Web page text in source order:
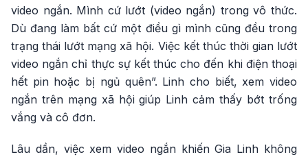
video ngắn. Mình cứ lướt (video ngắn) trong vô thức.
Dù đang làm bất cứ một điều gì mình cũng đều trong
trạng thái lướt mạng xã hội. Việc kết thúc thời gian lướt
video ngắn chỉ thực sự kết thúc cho đến khi điện thoại
hết pin hoặc bị ngủ quên”. Linh cho biết, xem video
ngắn trên mạng xã hội giúp Linh cảm thấy bớt trống
vắng và cô đơn.
Lâu dần, việc xem video ngắn khiến Gia Linh không